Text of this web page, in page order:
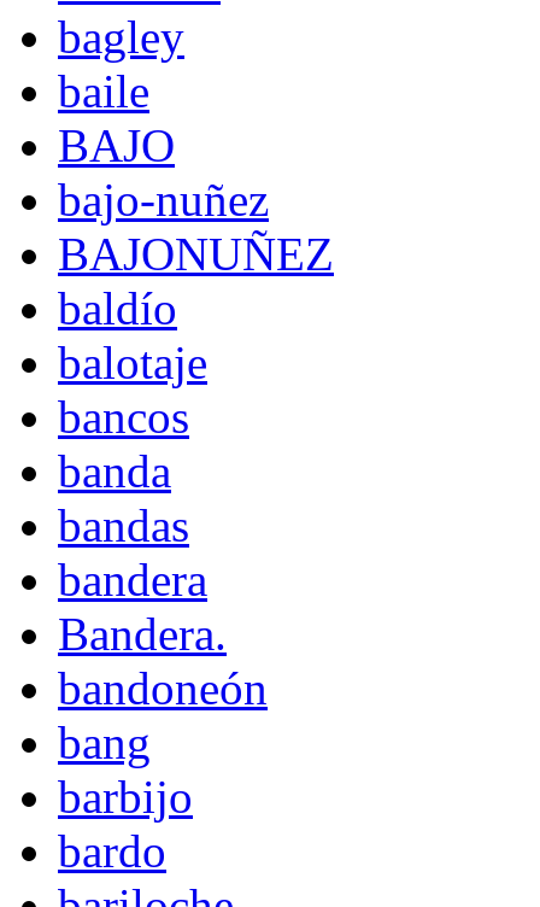
bagley
baile
BAJO
bajo-nuñez
BAJONUÑEZ
baldío
balotaje
bancos
banda
bandas
bandera
Bandera.
bandoneón
bang
barbijo
bardo